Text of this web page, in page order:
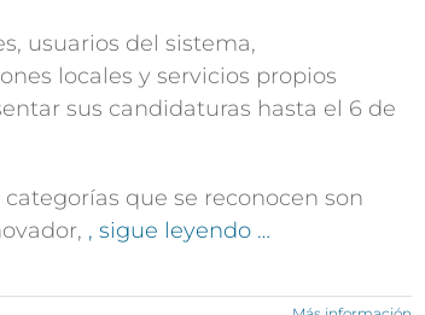
usuarios del sistema,
locales y servicios propios
sus candidaturas hasta el 6 de
categorías que se reconocen son
, sigue leyendo …